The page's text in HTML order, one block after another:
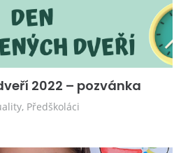
2022 – pozvánka
, Předškoláci